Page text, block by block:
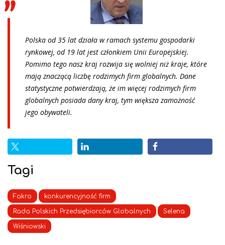
Polska od 35 lat działa w ramach systemu gospodarki
rynkowej, od 19 lat jest członkiem Unii Europejskiej.
Pomimo tego nasz kraj rozwija się wolniej niż kraje, które
mają znaczącą liczbę rodzimych firm globalnych. Dane
statystyczne potwierdzają, że im więcej rodzimych firm
globalnych posiada dany kraj, tym większa zamożność
jego obywateli.
Tagi
Fakro konkurencyjność firm
Rada Polskich Przedsiębiorców Globalnych Selena
Wiśniowski